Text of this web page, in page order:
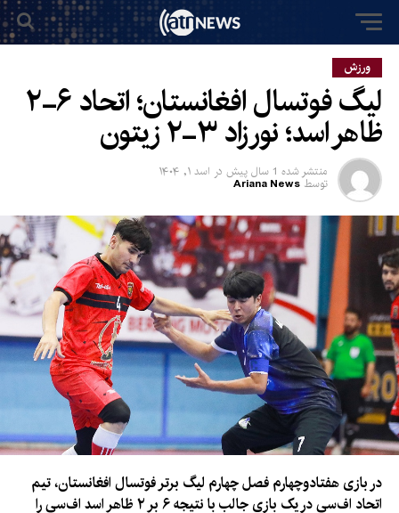
ورزش
لیگ فوتسال افغانستان؛ اتحاد ۶-۲
ظاهر اسد؛ نورزاد ۳-۲ زیتون
منتشر شده 1 سال پیش در اسد ۱, ۱۴۰۴
توسط Ariana News
در بازی هفتادوچهارم فصل چهارم لیگ برتر فوتسال افغانستان، تیم
اتحاد اف‌سی در یک بازی جالب با نتیجه ۶ بر ۲ ظاهر اسد اف‌سی را